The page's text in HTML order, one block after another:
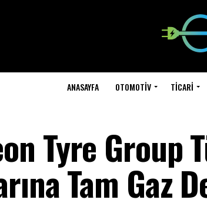
ANASAYFA OTOMOTIV TICARI
Tyre Group
Tam Gaz